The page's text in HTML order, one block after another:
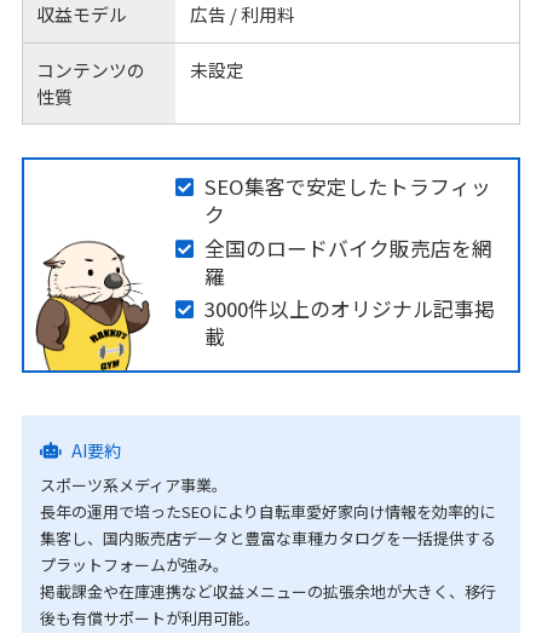
収益モデル 広告 / 利用料
コンテンツの
性質
未設定
SEO集客で安定したトラフィッ
ク
全国のロードバイク販売店を網
羅
3000件以上のオリジナル記事掲
載
AI要約
スポーツ系メディア事業。
長年の運用で培ったSEOにより自転車愛好家向け情報を効率的に
集客し、国内販売店データと豊富な車種カタログを一括提供する
プラットフォームが強み。
掲載課金や在庫連携など収益メニューの拡張余地が大きく、移行
後も有償サポートが利用可能。